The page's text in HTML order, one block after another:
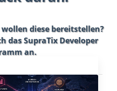
diese bereitstellen?
dasSupraTix Developer
an.